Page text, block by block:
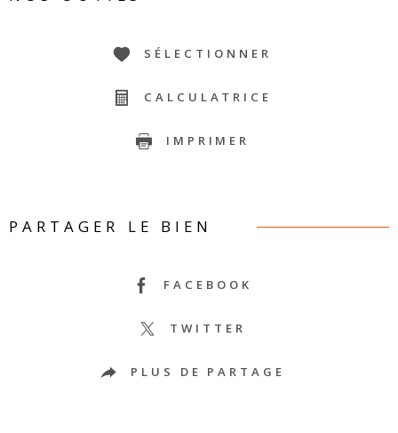
SÉLECTIONNER
CALCULATRICE
IMPRIMER
PARTAGER LE BIEN
FACEBOOK
TWITTER
PLUS DE PARTAGE